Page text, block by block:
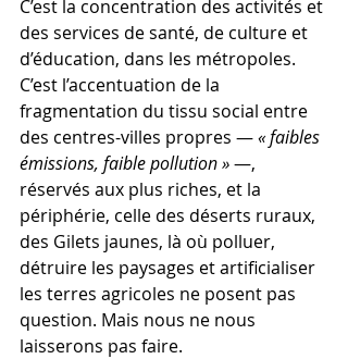
C’est la concentration des activités et
des services de santé, de culture et
d’éducation, dans les métropoles.
C’est l’accentuation de la
fragmentation du tissu social entre
des centres-villes propres — « faibles
émissions, faible pollution » —,
réservés aux plus riches, et la
périphérie, celle des déserts ruraux,
des Gilets jaunes, là où polluer,
détruire les paysages et artificialiser
les terres agricoles ne posent pas
question. Mais nous ne nous
laisserons pas faire.